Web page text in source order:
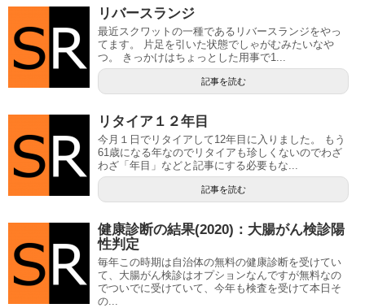
リバースランジ
最近スクワットの一種であるリバースランジをやっ
てます。 片足を引いた状態でしゃがむみたいなや
つ。 きっかけはちょっとした用事で1...
記事を読む
リタイア１２年目
今月１日でリタイアして12年目に入りました。 もう
61歳になる年なのでリタイアも珍しくないのでわざ
わざ「年目」などと記事にする必要もな...
記事を読む
健康診断の結果(2020)：大腸がん検診陽
性判定
毎年この時期は自治体の無料の健康診断を受けてい
て、大腸がん検診はオプションなんですが無料なの
でついでに受けていて、今年も検査を受けて本日そ
の...